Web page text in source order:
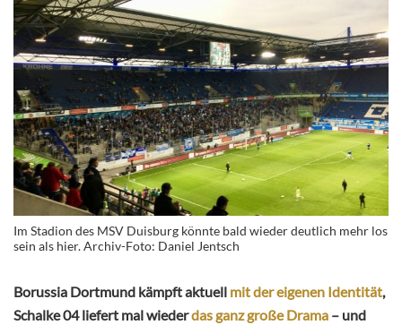
Im Stadion des MSV Duisburg könnte bald wieder deutlich mehr los
sein als hier. Archiv-Foto: Daniel Jentsch
Borussia Dortmund kämpft aktuell mit der eigenen Identität,
Schalke 04 liefert mal wiederdas ganz große Drama – und